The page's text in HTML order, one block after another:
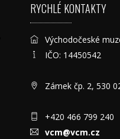
RYCHLÉ KONTAKTY
Východočeské
IČO: 14450542
Zámek čp. 2, 530
+420 466 799 240
vcm@vcm.cz